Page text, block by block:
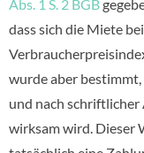
Abs. 1 S. 2 BGB
dass sich die Miete
wurde aber
und nach
wirksam wird. Dieser